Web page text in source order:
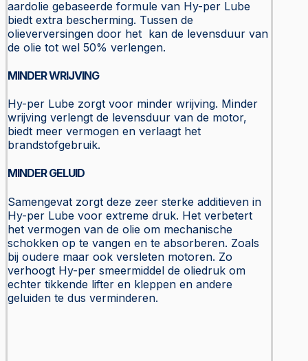
aardolie gebaseerde formule van Hy-per Lube
biedt extra bescherming. Tussen de
olieverversingen door het kan de levensduur van
de olie tot wel 50% verlengen.
MINDER WRIJVING
Hy-per Lube zorgt voor minder wrijving. Minder
wrijving verlengt de levensduur van de motor,
biedt meer vermogen en verlaagt het
brandstofgebruik.
MINDER GELUID
Samengevat zorgt deze zeer sterke additieven in
Hy-per Lube voor extreme druk. Het verbetert
het vermogen van de olie om mechanische
schokken op te vangen en te absorberen. Zoals
bij oudere maar ook versleten motoren. Zo
verhoogt Hy-per smeermiddel de oliedruk om
echter tikkende lifter en kleppen en andere
geluiden te dus verminderen.